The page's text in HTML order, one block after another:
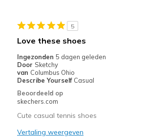
Travel
Width
Feels true to width
Sizing
View On Shoes
Shoes are for Wearing
5
Love these shoes
Ingezonden 5 dagen geleden
Door Sketchy
van Columbus Ohio
Describe Yourself Casual
Beoordeeld op
skechers.com
Cute casual tennis shoes
Vertaling weergeven